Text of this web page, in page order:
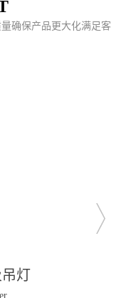
确保产品更大化满足客
灯